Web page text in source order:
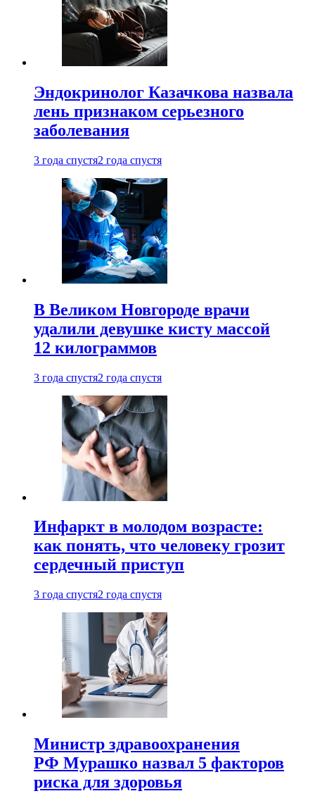
Эндокринолог Казачкова назвала
лень признаком серьезного
заболевания
3 года спустя2 года спустя
В Великом Новгороде врачи
удалили девушке кисту массой
12 килограммов
3 года спустя2 года спустя
Инфаркт в молодом возрасте:
как понять, что человеку грозит
сердечный приступ
3 года спустя2 года спустя
Министр здравоохранения
РФ Мурашко назвал 5 факторов
риска для здоровья